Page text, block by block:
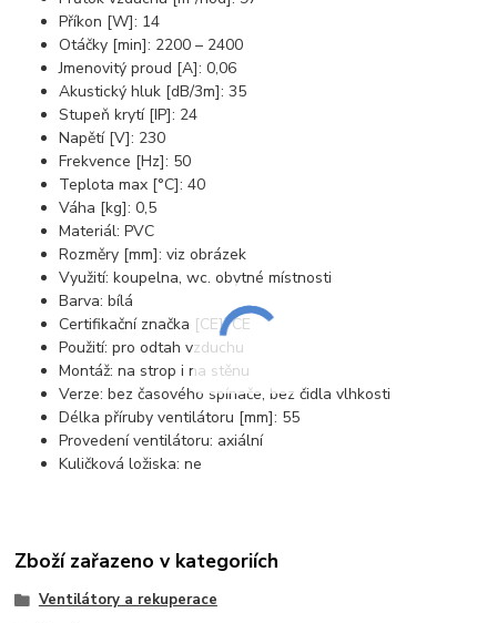
Příkon [W]: 14
Otáčky [min]: 2200 – 2400
Jmenovitý proud [A]: 0,06
Akustický hluk [dB/3m]: 35
Stupeň krytí [IP]: 24
Napětí [V]: 230
Frekvence [Hz]: 50
Teplota max [°C]: 40
Váha [kg]: 0,5
Materiál: PVC
Rozměry [mm]: viz obrázek
Využití: koupelna, wc, obytné místnosti
Barva: bílá
Certifikační značka [CE]: CE
Použití: pro odtah vzduchu
Montáž: na strop i na stěnu
Verze: bez časového spínače, bez čidla vlhkosti
Délka příruby ventilátoru [mm]: 55
Provedení ventilátoru: axiální
Kuličková ložiska: ne
Zboží zařazeno v kategoriích
Ventilátory a rekuperace